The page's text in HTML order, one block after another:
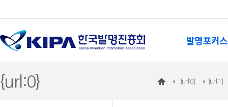
발명포커스
{url:0} {url:0} {url:1}